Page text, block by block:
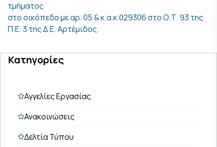
τμήματος
στο οικόπεδο με αρ. 05 & κ.α.κ.029306 στο Ο.Τ. 93 της
Π.Ε. 3 της Δ.Ε. Αρτέμιδος.
Κατηγορίες
Αγγελίες Εργασίας
Ανακοινώσεις
Δελτία Τύπου